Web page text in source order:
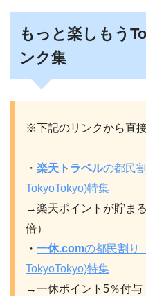
もっと楽しもう
ンク集
※下記のリンクから直
・ 楽天トラベルの都民
TokyoTokyo)特集
→楽天ポイントが貯ま
倍）
・ 一休.comの都民割り
TokyoTokyo)特集
→一休ポイント5％付与